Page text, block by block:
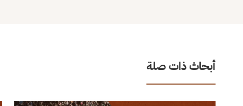
أبحاث ذات صلة